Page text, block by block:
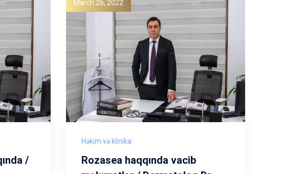
/
March 26, 2022
Həkim və klinika
Rozasea haqqında vacib